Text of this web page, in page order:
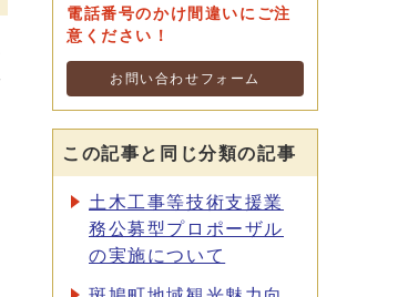
電話番号のかけ間違いにご注
意ください！
お問い合わせフォーム
この記事と同じ分類の記事
土木工事等技術支援業
務公募型プロポーザル
の実施について